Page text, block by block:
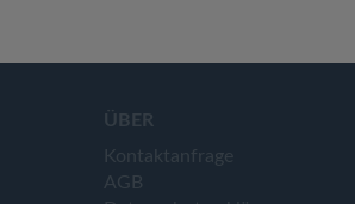
ÜBER
Kontaktanfrage
AGB